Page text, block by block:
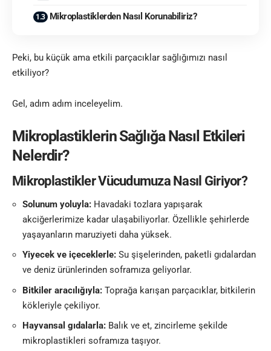
Mikroplastiklerden Nasıl Korunabiliriz?
Peki, bu küçük ama etkili parçacıklar sağlığımızı nasıl
etkiliyor?
Gel, adım adım inceleyelim.
Mikroplastiklerin Sağlığa Nasıl Etkileri
Nelerdir?
Mikroplastikler Vücudumuza Nasıl Giriyor?
Solunum yoluyla: Havadaki tozlara yapışarak
akciğerlerimize kadar ulaşabiliyorlar. Özellikle şehirlerde
yaşayanların maruziyeti daha yüksek.
Yiyecek ve içeceklerle: Su şişelerinden, paketli gıdalardan
ve deniz ürünlerinden soframıza geliyorlar.
Bitkiler aracılığıyla: Toprağa karışan parçacıklar, bitkilerin
kökleriyle çekiliyor.
Hayvansal gıdalarla: Balık ve et, zincirleme şekilde
mikroplastikleri soframıza taşıyor.